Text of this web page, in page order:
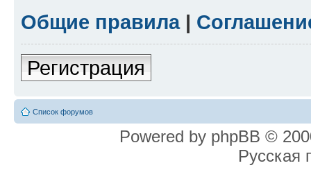
Общие правила|
Регистрация
Список форумов
Powered by phpBB ©
Русская